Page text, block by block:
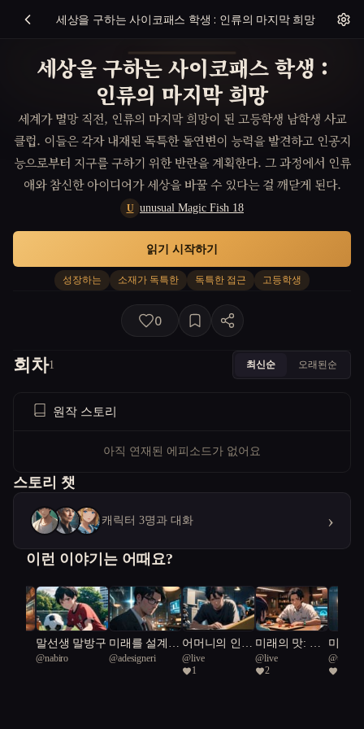
세상을 구하는 사이코패스 학생 : 인류의 마지막 희망
세상을 구하는 사이코패스 학생 :
인류의 마지막 희망
세계가 멸망 직전, 인류의 마지막 희망이 된 고등학생 남학생 사교
클럽. 이들은 각자 내재된 독특한 돌연변이 능력을 발견하고 인공지
능으로부터 지구를 구하기 위한 반란을 계획한다. 그 과정에서 인류
애와 참신한 아이디어가 세상을 바꿀 수 있다는 걸 깨닫게 된다.
U unusual Magic Fish 18
성장하는 소재가 독특한 독특한 접근 고등학생
읽기 시작하기
0
회차1 최신순 오래된순
원작 스토리
아직 연재된 에피소드가 없어요
스토리 챗
캐릭터 3명과 대화 ›
이런 이야기는 어때요?
말선생 말방구
@nabiro
미래를 설계하
는 인간들
@adesigneri
어머니의 인형
극
@live
1
미래의 맛: 캡
슐 속에 잊혀
진 온기
@live
2
미래
건축
과 기
@urgent
Green